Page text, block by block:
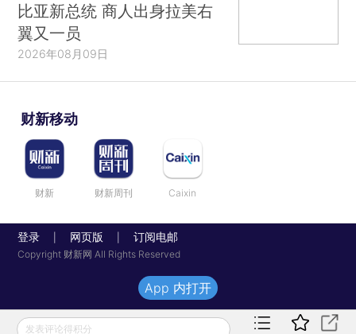
比亚新总统 商人出身拉美右
翼又一员
2026年08月09日
财新移动
财新 财新周刊 Caixin
登录 网页版 订阅电邮
Copyright 财新网 All Rights Reserved
发表评论得积分
App 内打开